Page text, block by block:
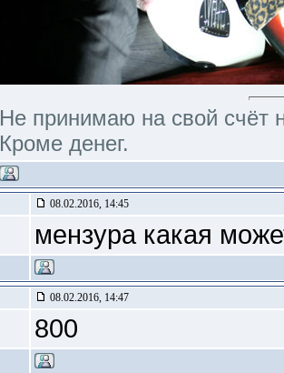
Не принимаю на свой счёт
Кроме денег.
08.02.2016, 14:45
мензура какая
08.02.2016, 14:47
800